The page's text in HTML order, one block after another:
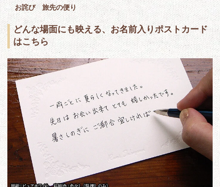
お詫び 旅先の便り
どんな場面にも映える、お名前入りポストカード
はこちら